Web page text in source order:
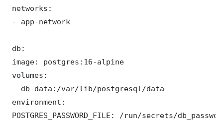
networks:
- app-network
db:
image: postgres:16-alpine
volumes:
- db_data:/var/lib/postgresql/data
environment:
POSTGRES_PASSWORD_FILE: /run/secrets/